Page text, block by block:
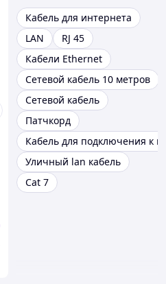
Кабель для интернета
LAN
RJ 45
Кабели Ethernet
Сетевой кабель 10 метров
Сетевой кабель
Патчкорд
Кабель для подключения к
Уличный lan кабель
Cat 7